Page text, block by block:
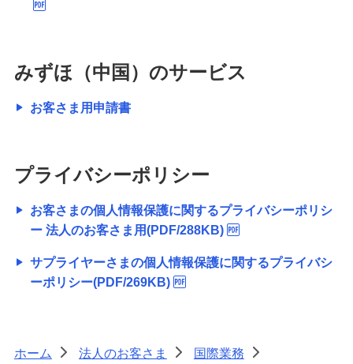
みずほ（中国）のサービス
お客さま用申請書
プライバシーポリシー
お客さまの個人情報保護に関するプライバシーポリシ
ー 法人のお客さま用(PDF/288KB)
サプライヤーさまの個人情報保護に関するプライバシ
ーポリシー(PDF/269KB)
ホーム > 法人のお客さま > 国際業務
>